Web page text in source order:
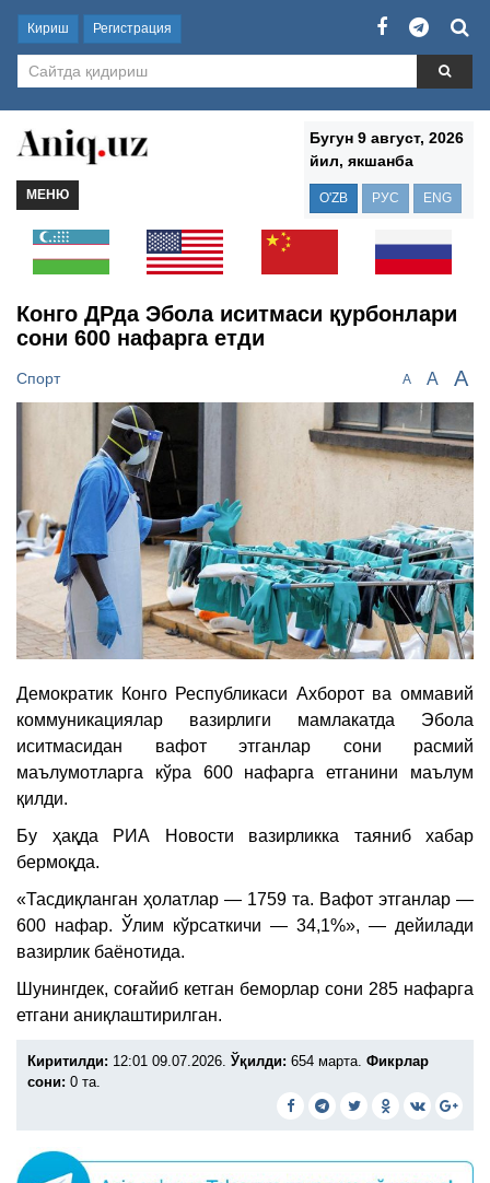
Кириш Регистрация
МЕНЮ
Бугун 9 август, 2026
йил, якшанба
O'ZB РУС ENG
Конго ДРда Эбола иситмаси қурбонлари
сони 600 нафарга етди
Спорт A A A
Демократик Конго Республикаси Ахборот ва оммавий
коммуникациялар вазирлиги мамлакатда Эбола
иситмасидан вафот этганлар сони расмий
маълумотларга кўра 600 нафарга етганини маълум
қилди.
Бу ҳақда РИА Новости вазирликка таяниб хабар
бермоқда.
«Тасдиқланган ҳолатлар — 1759 та. Вафот этганлар —
600 нафар. Ўлим кўрсаткичи — 34,1%», — дейилади
вазирлик баёнотида.
Шунингдек, соғайиб кетган беморлар сони 285 нафарга
етгани аниқлаштирилган.
Киритилди: 12:01 09.07.2026. Ўқилди: 654 марта. Фикрлар
сони: 0 та.